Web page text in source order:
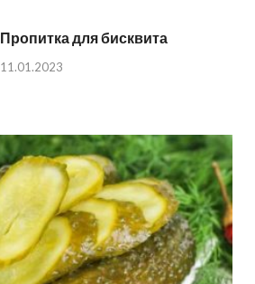
Пропитка для бисквита
11.01.2023